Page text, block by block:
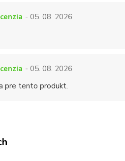
- 05. 08. 2026
- 05. 08. 2026
pre tento produkt.